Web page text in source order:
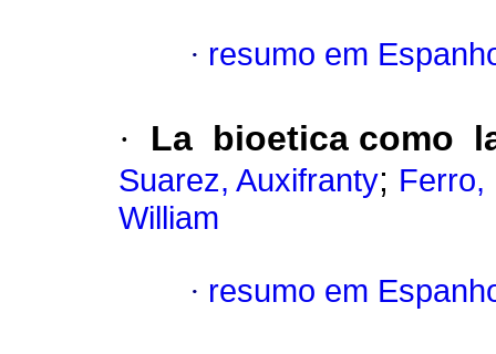
· resumo em
· La bioetica como
Suarez, Auxifranty; Ferro,
William
· resumo em